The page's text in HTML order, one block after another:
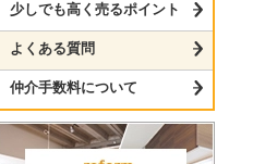
少しでも高く売るポイント
よくある質問
仲介手数料について